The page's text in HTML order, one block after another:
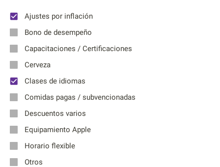
Ajustes por inflación
Bono de desempeño
Capacitaciones / Certificaciones
Cerveza
Clases de idiomas
Comidas pagas / subvencionadas
Descuentos varios
Equipamiento Apple
Horario flexible
Otros